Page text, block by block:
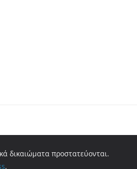
δικαιώματα προστατεύονται.
.